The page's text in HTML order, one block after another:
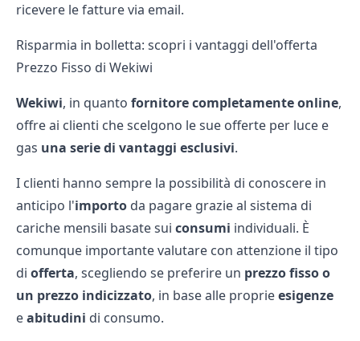
ricevere le fatture via email.
Risparmia in bolletta: scopri i vantaggi dell'offerta
Prezzo Fisso di Wekiwi
Wekiwi, in quanto fornitore completamente online,
offre ai clienti che scelgono le sue offerte per luce e
gas una serie di vantaggi esclusivi.
I clienti hanno sempre la possibilità di conoscere in
anticipo l'importo da pagare grazie al sistema di
cariche mensili basate sui consumi individuali. È
comunque importante valutare con attenzione il tipo
di offerta, scegliendo se preferire un prezzo fisso o
un prezzo indicizzato, in base alle proprieesigenze
eabitudini di consumo.